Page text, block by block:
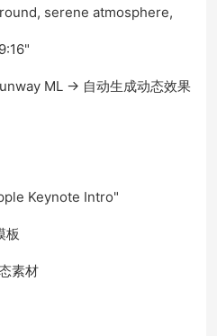
serene atmosphere,
ML → 自动生成动态效果
Keynote Intro"
板
素材